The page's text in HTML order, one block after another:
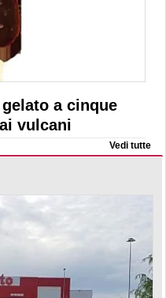
a cinque
vulcani
Vedi tutte